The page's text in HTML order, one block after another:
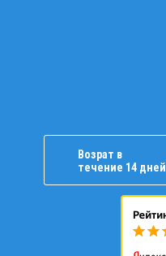
Возрат в
течение 14 дней